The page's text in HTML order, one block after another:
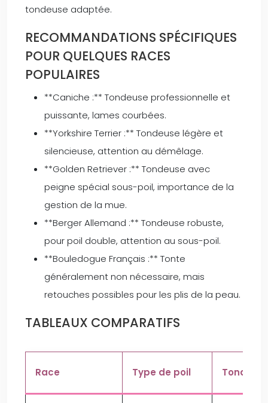
tondeuse adaptée.
RECOMMANDATIONS SPÉCIFIQUES
POUR QUELQUES RACES
POPULAIRES
**Caniche :** Tondeuse professionnelle et
puissante, lames courbées.
**Yorkshire Terrier :** Tondeuse légère et
silencieuse, attention au démêlage.
**Golden Retriever :** Tondeuse avec
peigne spécial sous-poil, importance de la
gestion de la mue.
**Berger Allemand :** Tondeuse robuste,
pour poil double, attention au sous-poil.
**Bouledogue Français :** Tonte
généralement non nécessaire, mais
retouches possibles pour les plis de la peau.
TABLEAUX COMPARATIFS
Race Type de poil